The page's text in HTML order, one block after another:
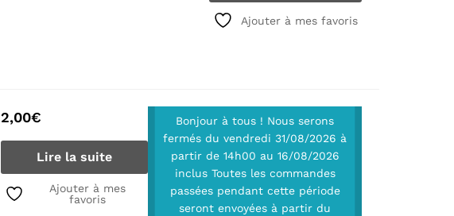
Ajouter à mes favoris
2,00€
Lire la suite
Ajouter à mes
favoris
Bonjour à tous ! Nous serons
fermés du vendredi 31/08/2026 à
partir de 14h00 au 16/08/2026
inclus Toutes les commandes
passées pendant cette période
seront envoyées à partir du